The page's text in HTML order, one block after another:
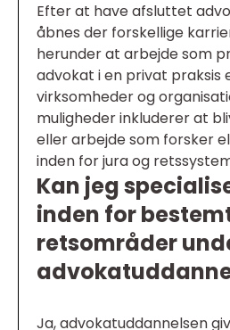
Efter at have afsluttet
åbnes der forskellige
herunder at arbejde som
advokat i en privat praksis
virksomheder og
muligheder inkluderer at
eller arbejde som forsker
inden for jura og
Kan jeg
inden for
retsområder
Ja, advokatuddannelsen